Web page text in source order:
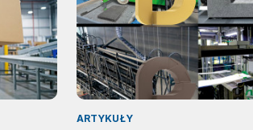
ARTYKUŁY